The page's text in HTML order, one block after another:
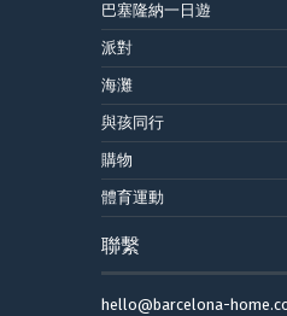
巴塞隆納一日遊
派對
海灘
與孩同行
購物
體育運動
聯繫
hello@barcelona-